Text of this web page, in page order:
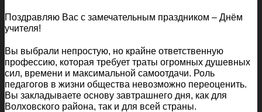
Поздравляю Вас с замечательным праздником – Днём
учителя!
Вы выбрали непростую, но крайне ответственную
профессию, которая требует траты огромных душевных
сил, времени и максимальной самоотдачи. Роль
педагогов в жизни общества невозможно переоценить.
Вы закладываете основу завтрашнего дня, как для
Волховского района, так и для всей страны.